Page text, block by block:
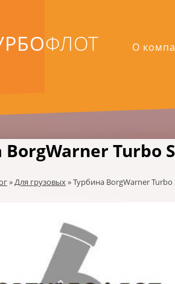
ФЛОТ О
Turbo
»Для грузовых»Турбина BorgWarner Turbo